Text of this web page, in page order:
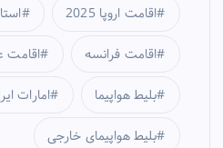
اقامت اروپا 2025
اقامت اقامت فرانسه
امارات بلیط هواپیما
بلیط هواپیمای خارجی